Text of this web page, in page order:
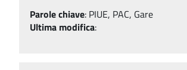
Parole chiave: PIUE, PAC, Gare
Ultima modifica: